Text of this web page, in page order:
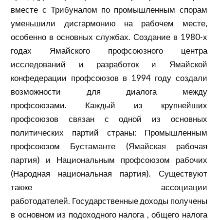
вместе с Трибуналом по промышленным спорам
уменьшили дисгармонию на рабочем месте,
особенно в основных службах. Создание в 1980-х
годах Ямайского профсоюзного центра
исследований и разработок и Ямайской
конфедерации профсоюзов в 1994 году создали
возможности для диалога между
профсоюзами. Каждый из крупнейших
профсоюзовсвязан с одной из основных
политических партий страны: Промышленным
профсоюзом Бустаманте (Ямайская рабочая
партия) и Национальным профсоюзом рабочих
(Народная национальная партия). Существуют
также ассоциации
работодателей. Государственные доходы получены
в основном из подоходного налога , общего налога